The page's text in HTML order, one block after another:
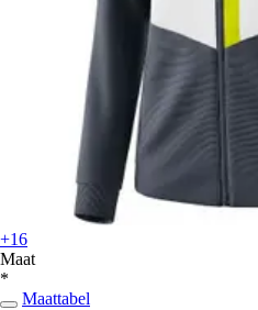
+16
Maat
*
Maattabel